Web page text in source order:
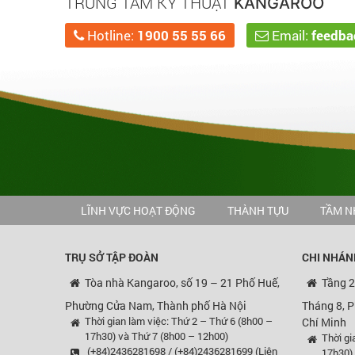
Hotline: 1900 55 55 66 Email:
LĨNH VỰC HOẠT ĐỘNG THÀNH TỰU TẦM
TRỤ SỞ TẬP ĐOÀN
Tòa nhà Kangaroo, số 19 – 21 Phố Huế,
Phường Cửa Nam, Thành phố Hà Nội
Thời gian làm việc: Thứ 2 – Thứ 6 (8h00 –
17h30) và Thứ 7 (8h00 – 12h00)
(+84)2436281698 / (+84)2436281699 (Liên
CHI
Tầng
Tháng 8,
Chí Minh
Thời